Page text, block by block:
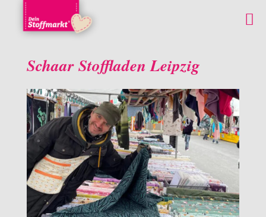
Schaar Stoffladen Leipzig